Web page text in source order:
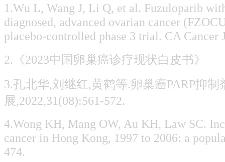
1.Wu L, Wang J, Li Q, et al. Fuzuloparib
diagnosed, advanced ovarian cancer
placebo-controlled phase 3 trial. CA
2.《2023中国卵巢癌诊疗现状白皮书》
3.孔北华,刘继红,黄鹤等.卵巢癌PARP抑
展,2022,31(08):561-572.
4.Wong KH, Mang OW, Au KH, Law SC.
cancer in Hong Kong, 1997 to 2006: a
474.